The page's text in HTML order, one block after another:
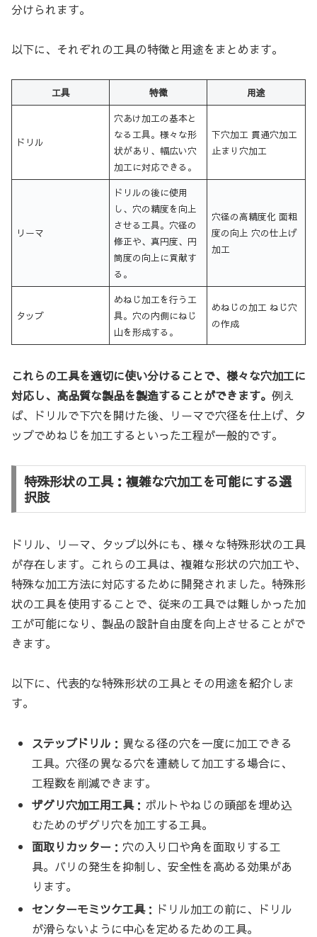
分けられます。
以下に、それぞれの工具の特徴と用途をまとめます。
工具 特徴 用途
ドリル
穴あけ加工の基本と
なる工具。様々な形
状があり、幅広い穴
加工に対応できる。
下穴加工 貫通穴加工
止まり穴加工
リーマ
ドリルの後に使用
し、穴の精度を向上
させる工具。穴径の
修正や、真円度、円
筒度の向上に貢献す
る。
穴径の高精度化 面粗
度の向上 穴の仕上げ
加工
タップ
めねじ加工を行う工
具。穴の内側にねじ
山を形成する。
めねじの加工 ねじ穴
の作成
これらの工具を適切に使い分けることで、様々な穴加工に
対応し、高品質な製品を製造することができます。 例え
ば、ドリルで下穴を開けた後、リーマで穴径を仕上げ、タ
ップでめねじを加工するといった工程が一般的です。
特殊形状の工具：複雑な穴加工を可能にする選
択肢
ドリル、リーマ、タップ以外にも、様々な特殊形状の工具
が存在します。これらの工具は、複雑な形状の穴加工や、
特殊な加工方法に対応するために開発されました。特殊形
状の工具を使用することで、従来の工具では難しかった加
工が可能になり、製品の設計自由度を向上させることがで
きます。
以下に、代表的な特殊形状の工具とその用途を紹介しま
す。
ステップドリル ：異なる径の穴を一度に加工できる
工具。穴径の異なる穴を連続して加工する場合に、
工程数を削減できます。
ザグリ穴加工用工具：ボルトやねじの頭部を埋め込
むためのザグリ穴を加工する工具。
面取りカッター ：穴の入り口や角を面取りする工
具。バリの発生を抑制し、安全性を高める効果があ
ります。
センターモミツケ工具：ドリル加工の前に、ドリル
が滑らないように中心を定めるための工具。